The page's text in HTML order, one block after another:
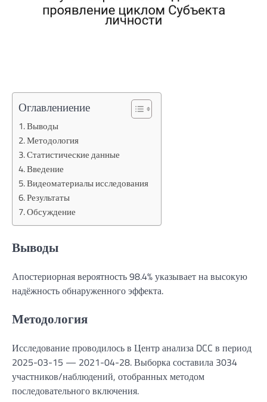
Оглавлениение
Выводы
Методология
Статистические данные
Введение
Видеоматериалы исследования
Результаты
Обсуждение
Выводы
Апостериорная вероятность 98.4% указывает на высокую
надёжность обнаруженного эффекта.
Методология
Исследование проводилось в Центр анализа DCC в период
2025-03-15 — 2021-04-28. Выборка составила 3034
участников/наблюдений, отобранных методом
последовательного включения.